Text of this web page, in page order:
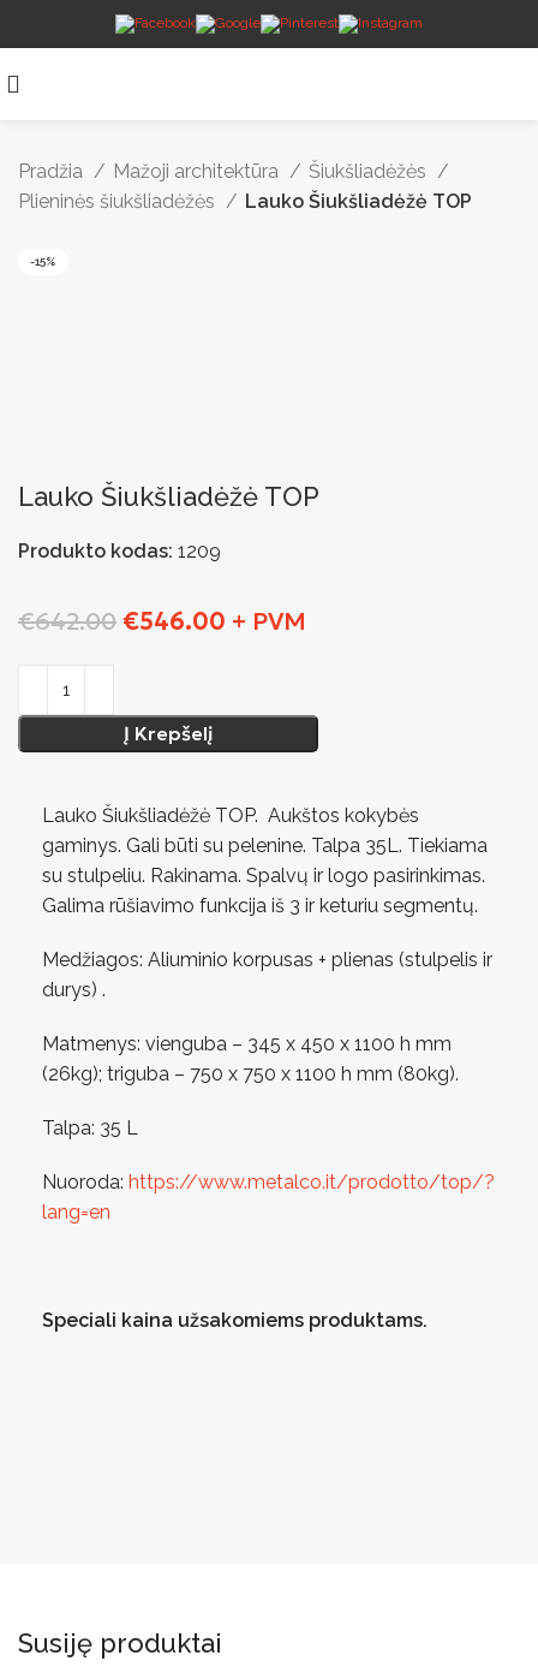
Pradžia Mažoji architektūra
Šiukšliadėžės
Plieninės šiukšliadėžės
Lauko Šiukšliadėžė TOP
-15%
Lauko Šiukšliadėžė TOP
Produkto kodas: 1209
€642.00 €546.00 + PVM
Į Krepšelį
Lauko Šiukšliadėžė TOP. Aukštos kokybės
gaminys. Gali būti su pelenine. Talpa 35L. Tiekiama
su stulpeliu. Rakinama. Spalvų ir logo pasirinkimas.
Galima rūšiavimo funkcija iš 3 ir keturiu segmentų.
Medžiagos: Aliuminio korpusas + plienas (stulpelis ir
durys) .
Matmenys: vienguba – 345 x 450 x 1100 h mm
(26kg); triguba – 750 x 750 x 1100 h mm (80kg).
Talpa: 35 L
Nuoroda: https://www.metalco.it/prodotto/top/?
lang=en
Speciali kaina užsakomiems produktams.
Susiję produktai